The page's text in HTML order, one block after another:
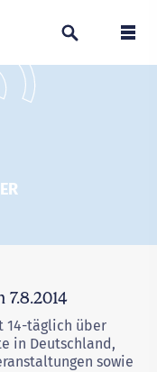
Suchen
7.8.2014
14-täglich über
in Deutschland,
sowie